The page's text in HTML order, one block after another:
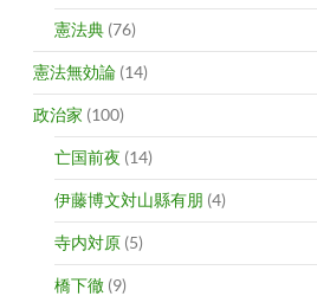
憲法典 (76)
憲法無効論 (14)
政治家 (100)
亡国前夜 (14)
伊藤博文対山縣有朋 (4)
寺内対原 (5)
橋下徹 (9)